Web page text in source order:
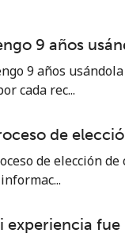
tu
9 años
9 años
cada rec...
de
de elección
experiencia